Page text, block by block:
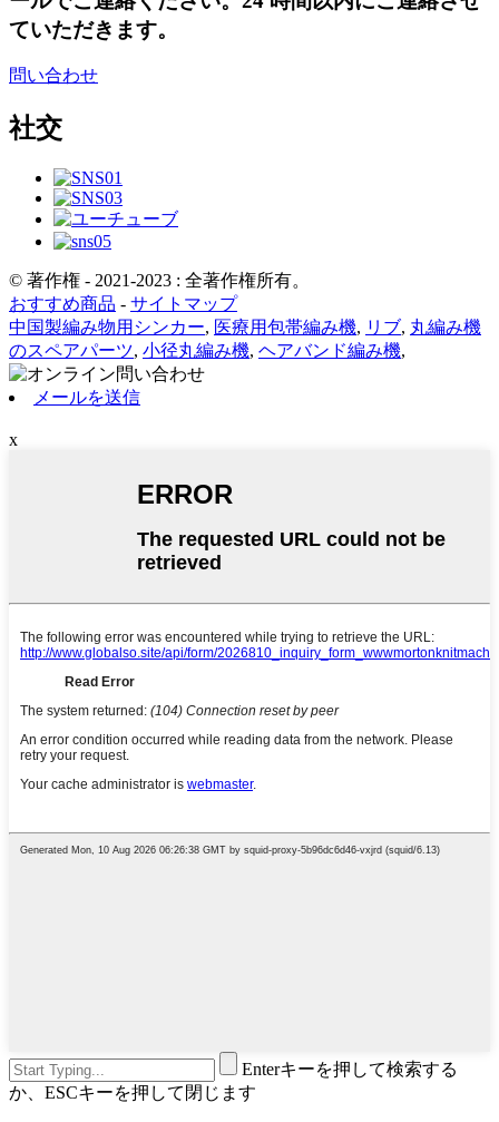
ていただきます。
問い合わせ
社交
© 著作権 - 2021-2023 : 全著作権所有。
おすすめ商品 - サイトマップ
中国製編み物用シンカー, 医療用包帯編み機, リブ, 丸編み機
のスペアパーツ, 小径丸編み機, ヘアバンド編み機,
メールを送信
x
Enterキーを押して検索する
か、ESCキーを押して閉じます